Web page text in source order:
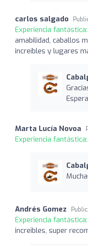
carlos salgado
Experiencia fantástica:
amabilidad, caballos
increíbles y lugares
Marta Lucía Novoa
Experiencia fantástica:
Andrés Gomez
Experiencia fantástica:
increibles, super